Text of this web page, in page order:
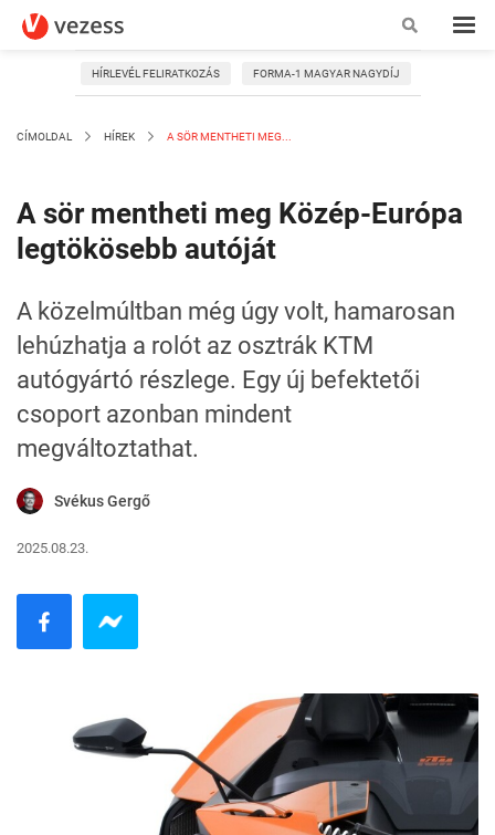
HÍRLEVÉL FELIRATKOZÁS FORMA-1 MAGYAR NAGYDÍJ
CÍMOLDAL HÍREK A SÖR MENTHETI MEG...
A sör mentheti meg Közép-Európa
legtökösebb autóját
A közelmúltban még úgy volt, hamarosan
lehúzhatja a rolót az osztrák KTM
autógyártó részlege. Egy új befektetői
csoport azonban mindent
megváltoztathat.
Svékus Gergő
2025.08.23.